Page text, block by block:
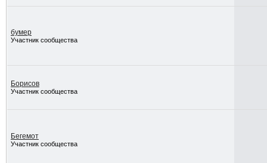
бумер
Участник сообщества
Борисов
Участник сообщества
Бегемот
Участник сообщества